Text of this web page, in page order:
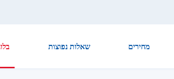
מחירים שאלות נפוצות